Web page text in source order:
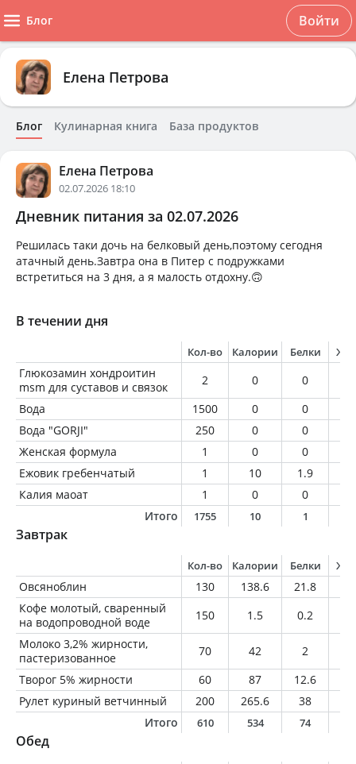
Блог Войти
Елена Петрова
Блог Кулинарная книга База продуктов
Елена Петрова
02.07.2026 18:10
Дневник питания за 02.07.2026
Решилась таки дочь на белковый день,поэтому сегодня
атачный день.Завтра она в Питер с подружками
встретиться на 3 дня, а я малость отдохну.🙃
В течении дня
Кол-во Калории Белки
Глюкозамин хондроитин
msm для суставов и связок
2 0 0
Вода
1500 0 0
Вода "GORJI"
250 0 0
Женская формула
1 0 0
Ежовик гребенчатый
1 10 1.9
Калия маоат
1 0 0
Итого
1755 10 1
Завтрак
Кол-во Калории Белки
Овсяноблин 130 138.6 21.8
Кофе молотый, сваренный
на водопроводной воде
150 1.5 0.2
Молоко 3,2% жирности,
пастеризованное
70 42 2
Творог 5% жирности
60 87 12.6
Рулет куриный ветчинный
200 265.6 38
Итого
610 534 74
Обед